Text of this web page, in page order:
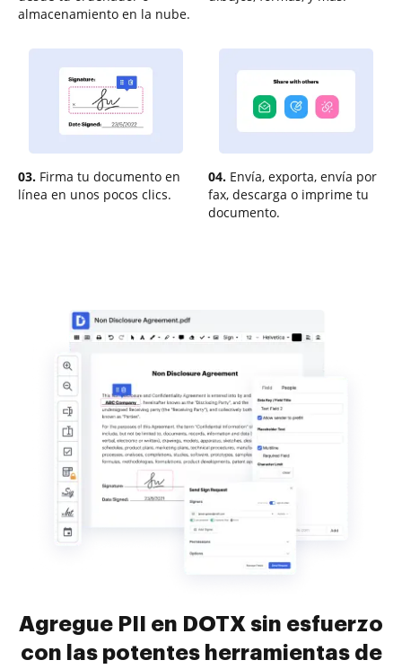
almacenamiento en la nube.
03. Firma tu documento en
línea en unos pocos clics.
04. Envía, exporta, envía por
fax, descarga o imprime tu
documento.
Agregue PII en DOTX sin esfuerzo
con las potentes herramientas de